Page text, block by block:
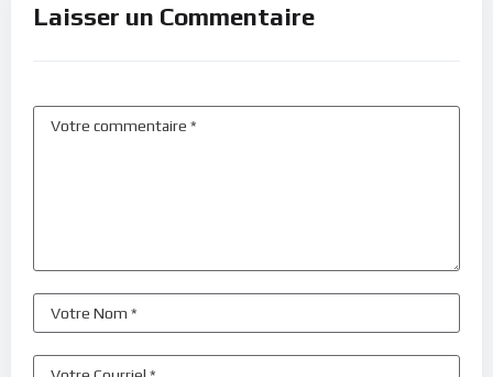
Laisser un Commentaire